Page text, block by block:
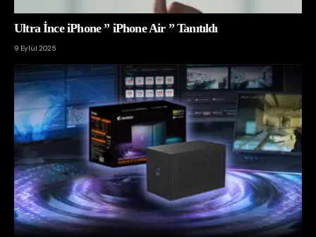
Ultra İnce iPhone ” iPhone Air ” Tanıtıldı
9 Eylül 2025